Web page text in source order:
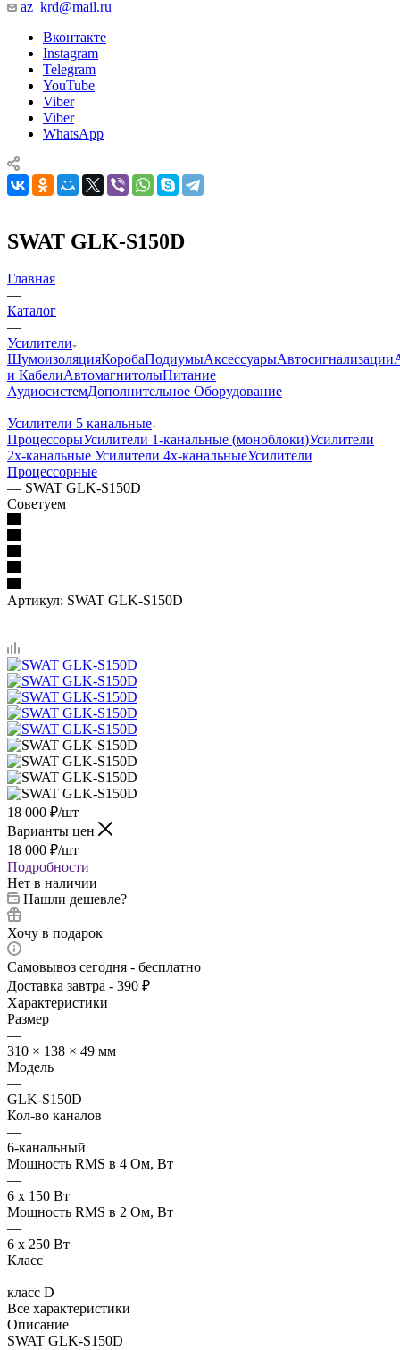
az_krd@mail.ru
Вконтакте
Instagram
Telegram
YouTube
Viber
Viber
WhatsApp
SWAT GLK-S150D
Главная
—
Каталог
—
Усилители
ШумоизоляцияКоробаПодиумыАксессуарыАвтосигнализации
и КабелиАвтомагнитолыПитание
АудиосистемДополнительное Оборудование
—
Усилители 5 канальные
ПроцессорыУсилители 1-канальные (моноблоки)Усилители
2х-канальные Усилители 4х-канальныеУсилители
Процессорные
— SWAT GLK-S150D
Советуем
Артикул: SWAT GLK-S150D
18 000 ₽/шт
Варианты цен
18 000 ₽/шт
Подробности
Нет в наличии
Нашли дешевле?
Хочу в подарок
Самовывоз сегодня - бесплатно
Доставка завтра - 390 ₽
Характеристики
Размер
—
310 × 138 × 49 мм
Модель
—
GLK-S150D
Кол-во каналов
—
6-канальный
Мощность RMS в 4 Ом, Вт
—
6 х 150 Вт
Мощность RMS в 2 Ом, Вт
—
6 х 250 Вт
Класс
—
класс D
Все характеристики
Описание
SWAT GLK-S150D